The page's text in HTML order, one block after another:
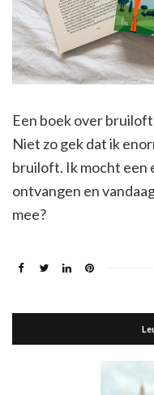
Een boek over
Niet zo gek dat ik
bruiloft. Ik mocht een
ontvangen en
mee?